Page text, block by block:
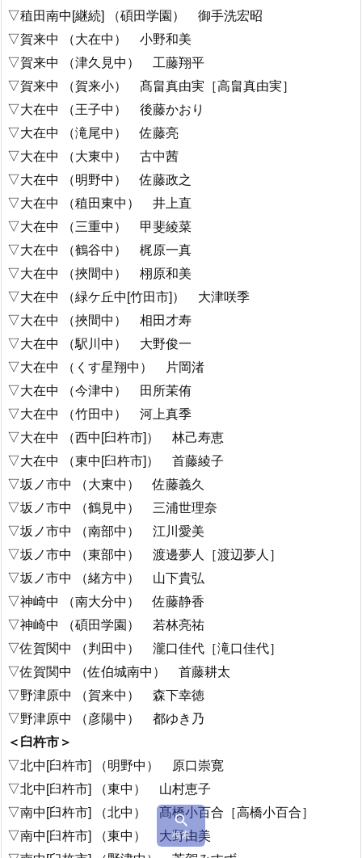
▽稙田南中[継続] （碩田学園） 御手洗宏昭
▽賀来中 （大在中） 小野和美
▽賀来中 （津久見中） 工藤翔平
▽賀来中 （賀来小） 髙畠真由実［高畠真由実］
▽大在中 （王子中） 後藤かおり
▽大在中 （滝尾中） 佐藤亮
▽大在中 （大東中） 古中茜
▽大在中 （明野中） 佐藤政之
▽大在中 （稙田東中） 井上直
▽大在中 （三重中） 甲斐綾菜
▽大在中 （鶴谷中） 梶原一真
▽大在中 （挾間中） 栩原和美
▽大在中 （緑ケ丘中[竹田市]） 大津咲季
▽大在中 （挾間中） 相田才寿
▽大在中 （駅川中） 大野俊一
▽大在中 （くす星翔中） 片岡渚
▽大在中 （今津中） 田所茉侑
▽大在中 （竹田中） 河上真季
▽大在中 （西中[臼杵市]） 林己寿恵
▽大在中 （東中[臼杵市]） 首藤綾子
▽坂ノ市中 （大東中） 佐藤義久
▽坂ノ市中 （鶴見中） 三浦世理奈
▽坂ノ市中 （南部中） 江川愛美
▽坂ノ市中 （東部中） 渡邊夢人［渡辺夢人］
▽坂ノ市中 （緒方中） 山下貴弘
▽神崎中 （南大分中） 佐藤静香
▽神崎中 （碩田学園） 若林亮祐
▽佐賀関中 （判田中） 瀧口佳代［滝口佳代］
▽佐賀関中 （佐伯城南中） 首藤耕太
▽野津原中 （賀来中） 森下幸徳
▽野津原中 （彦陽中） 都ゆき乃
＜臼杵市＞
▽北中[臼杵市] （明野中） 原口崇寛
▽北中[臼杵市] （東中） 山村恵子
▽南中[臼杵市] （北中） 髙橋小百合［高橋小百合］
▽南中[臼杵市] （東中） 大野由美

検索